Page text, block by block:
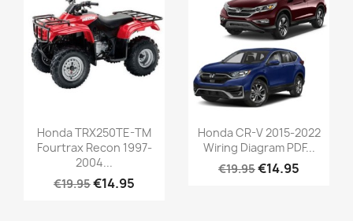
Honda TRX250TE-TM
Fourtrax Recon 1997-
2004...
€19.95€14.95
Honda CR-V 2015-2022
Wiring Diagram PDF...
€19.95€14.95